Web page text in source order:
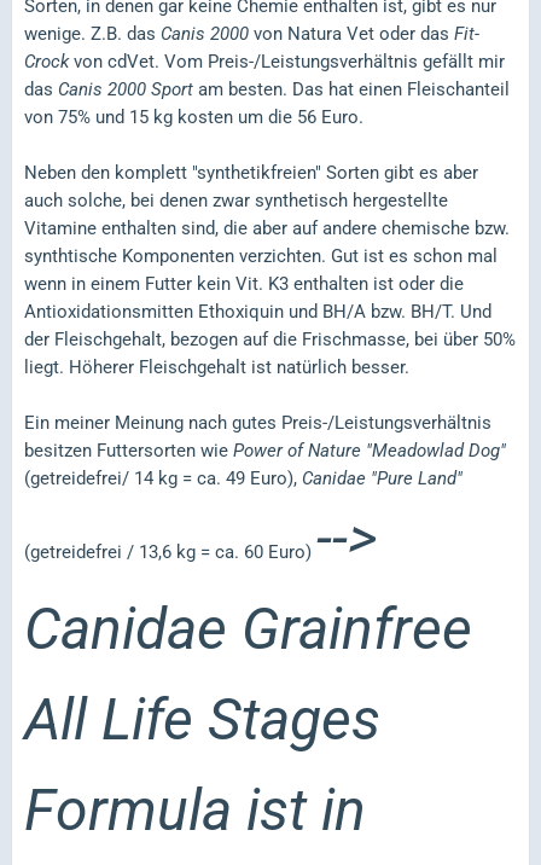
Sorten, in denen gar keine Chemie enthalten ist, gibt es nur
wenige. Z.B. das Canis 2000 von Natura Vet oder das Fit-
Crockvon cdVet. Vom Preis-/Leistungsverhältnis gefällt mir
das Canis 2000 Sport am besten. Das hat einen Fleischanteil
von 75% und 15 kg kosten um die 56 Euro.
Neben den komplett "synthetikfreien" Sorten gibt es aber
auch solche, bei denen zwar synthetisch hergestellte
Vitamine enthalten sind, die aber auf andere chemische bzw.
synthtische Komponenten verzichten. Gut ist es schon mal
wenn in einem Futter kein Vit. K3 enthalten ist oder die
Antioxidationsmitten Ethoxiquin und BH/A bzw. BH/T. Und
der Fleischgehalt, bezogen auf die Frischmasse, bei über 50%
liegt. Höherer Fleischgehalt ist natürlich besser.
Ein meiner Meinung nach gutes Preis-/Leistungsverhältnis
besitzen Futtersorten wie Power of Nature "Meadowlad Dog"
(getreidefrei/ 14 kg = ca. 49 Euro), Canidae "Pure Land"
(getreidefrei / 13,6 kg = ca. 60 Euro) -->
Canidae Grainfree
All Life Stages
Formula ist in